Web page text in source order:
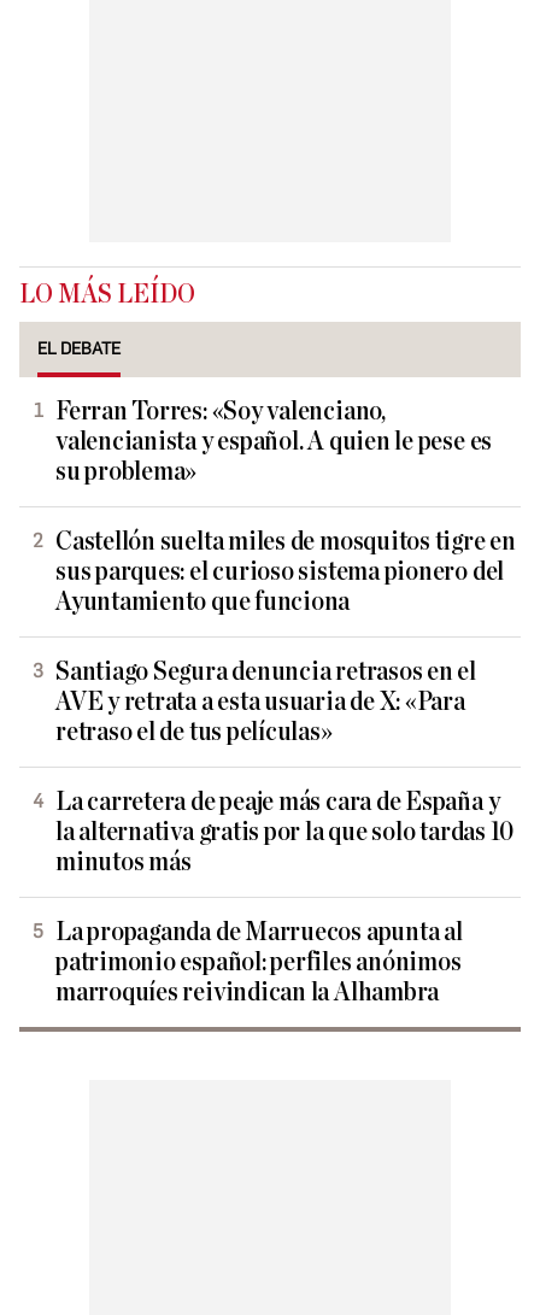
LO MÁS LEÍDO
EL DEBATE
Ferran Torres: «Soy valenciano,
valencianista y español. A quien le pese es
su problema»
Castellón suelta miles de mosquitos tigre en
sus parques: el curioso sistema pionero del
Ayuntamiento que funciona
Santiago Segura denuncia retrasos en el
AVE y retrata a esta usuaria de X: «Para
retraso el de tus películas»
La carretera de peaje más cara de España y
la alternativa gratis por la que solo tardas 10
minutos más
La propaganda de Marruecos apunta al
patrimonio español: perfiles anónimos
marroquíes reivindican la Alhambra